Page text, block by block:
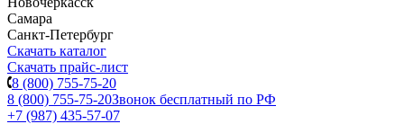
Самара
Санкт-Петербург
Скачать каталог
Скачать прайс-лист
8 (800) 755-75-20
8 (800) 755-75-20Звонок бесплатный по РФ
+7 (987) 435-57-07